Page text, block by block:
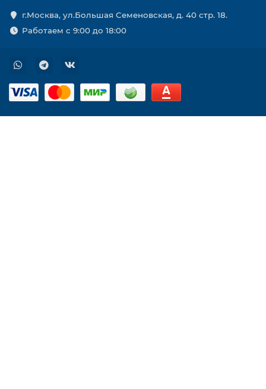
г.Москва, ул.Большая Семеновская, д. 40 стр. 18.
Работаем с 9:00 до 18:00